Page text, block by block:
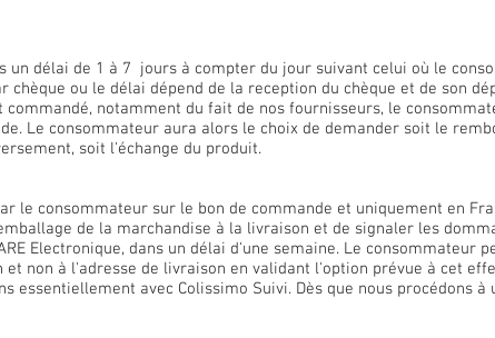
un délai de 1 à 7 jours à compter du jour suivant celui où le
chèque ou le délai dépend de la reception du chèque et de son
notamment du fait de nos fournisseurs, le
Le consommateur aura alors le choix de demander soit le
soit l'échange du produit.
le consommateur sur le bon de commande et uniquement en
de la marchandise à la livraison et de signaler les
Electronique, dans un délai d'une semaine. Le consommateur
non à l'adresse de livraison en validant l'option prévue à cet
essentiellement avec Colissimo Suivi. Dès que nous procédons à